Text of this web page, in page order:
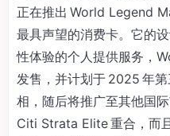
正在推出 World Legend
最具声望的消费卡。它的
性体验的个人提供服务，
发售，并计划于 2025 年
相，随后将推广至其他国
Citi Strata Elite 重合，而